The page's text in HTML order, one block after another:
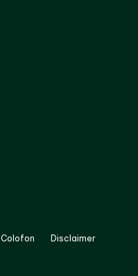
Colofon
Disclaimer